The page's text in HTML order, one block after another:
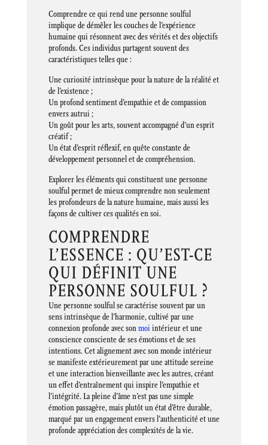
Comprendre ce qui rend une personne soulful
implique de démêler les couches de l’expérience
humaine qui résonnent avec des vérités et des objectifs
profonds. Ces individus partagent souvent des
caractéristiques telles que :
Une curiosité intrinsèque pour la nature de la réalité et
de l’existence ;
Un profond sentiment d’empathie et de compassion
envers autrui ;
Un goût pour les arts, souvent accompagné d’un esprit
créatif ;
Un état d’esprit réflexif, en quête constante de
développement personnel et de compréhension.
Explorer les éléments qui constituent une personne
soulful permet de mieux comprendre non seulement
les profondeurs de la nature humaine, mais aussi les
façons de cultiver ces qualités en soi.
COMPRENDRE
L’ESSENCE : QU’EST-CE
QUI DÉFINIT UNE
PERSONNE SOULFUL ?
Une personne soulful se caractérise souvent par un
sens intrinsèque de l’harmonie, cultivé par une
connexion profonde avec sonmoiintérieur et une
conscience consciente de ses émotions et de ses
intentions. Cet alignement avec son monde intérieur
se manifeste extérieurement par une attitude sereine
et une interaction bienveillante avec les autres, créant
un effet d’entraînement qui inspire l’empathie et
l’intégrité. La pleine d’âme n’est pas une simple
émotion passagère, mais plutôt un état d’être durable,
marqué par un engagement envers l’authenticité et une
profonde appréciation des complexités de la vie.